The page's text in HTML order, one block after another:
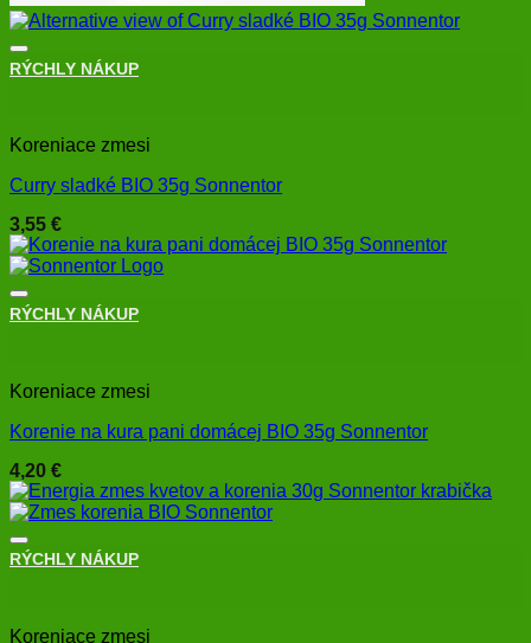
+
RÝCHLY NÁKUP
Koreniace zmesi
Curry sladké BIO 35g Sonnentor
3,55 €
+
RÝCHLY NÁKUP
Koreniace zmesi
Korenie na kura pani domácej BIO 35g Sonnentor
4,20 €
+
RÝCHLY NÁKUP
Koreniace zmesi